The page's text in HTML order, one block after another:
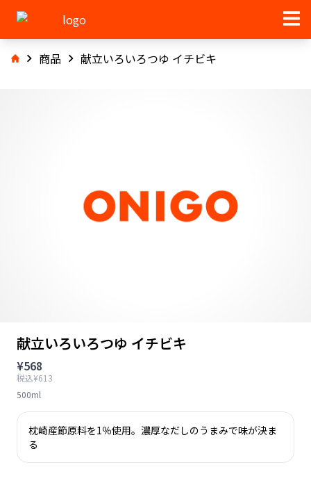
商品 献立いろいろつゆ イチビキ
献立いろいろつゆ イチビキ
¥568
税込¥613
500ml
枕崎産節原料を1％使用。濃厚なだしのうまみで味が決ま
る